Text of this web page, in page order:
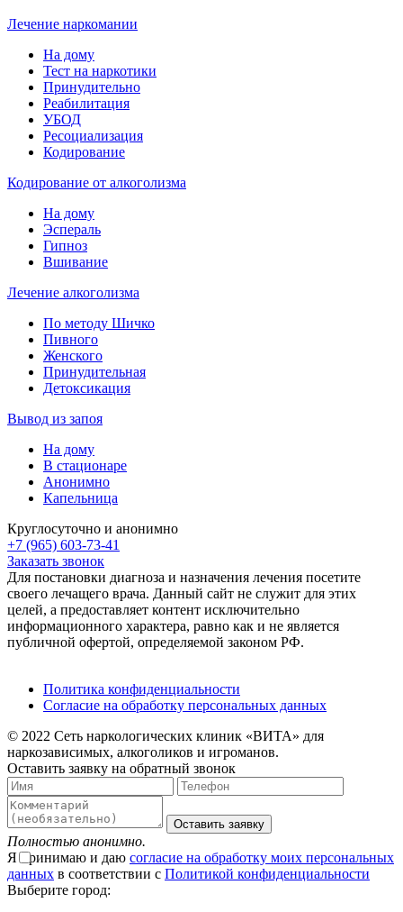
Лечение наркомании
На дому
Тест на наркотики
Принудительно
Реабилитация
УБОД
Ресоциализация
Кодирование
Кодирование от алкоголизма
На дому
Эспераль
Гипноз
Вшивание
Лечение алкоголизма
По методу Шичко
Пивного
Женского
Принудительная
Детоксикация
Вывод из запоя
На дому
В стационаре
Анонимно
Капельница
Круглосуточно и анонимно
+7 (965) 603-73-41
Заказать звонок
Для постановки диагноза и назначения лечения посетите
своего лечащего врача. Данный сайт не служит для этих
целей, а предоставляет контент исключительно
информационного характера, равно как и не является
публичной офертой, определяемой законом РФ.
Политика конфиденциальности
Согласие на обработку персональных данных
© 2022 Сеть наркологических клиник «ВИТА» для
наркозависимых, алкоголиков и игроманов.
Оставить заявку на обратный звонок
Оставить заявку
Полностью анонимно.
Я принимаю и даю согласие на обработку моих персональных
данных в соответствии с Политикой конфиденциальности
Выберите город: